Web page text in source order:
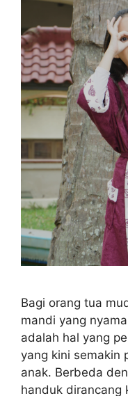
Bagi orang tua
mandi yang
adalah hal yang
yang kini semakin
anak. Berbeda
handuk dirancang